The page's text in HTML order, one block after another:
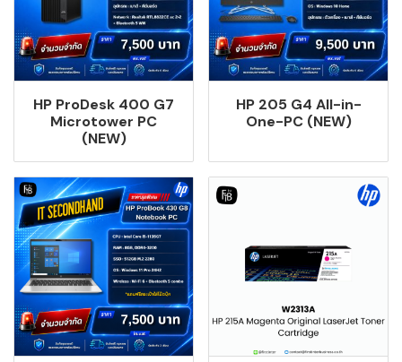
HP ProDesk 400 G7
Microtower PC
(NEW)
HP 205 G4 All-in-
One-PC (NEW)